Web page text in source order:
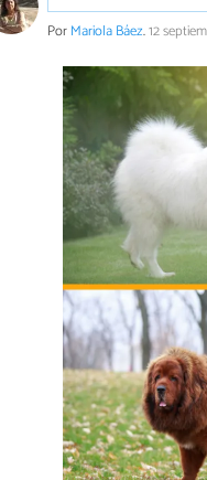
PorMariola Báez.12